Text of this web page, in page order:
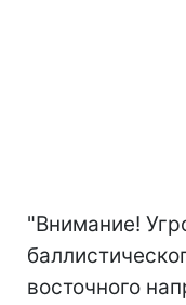
"Внимание!
восточного